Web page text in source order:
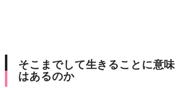
そこまでして生きることに意味
はあるのか